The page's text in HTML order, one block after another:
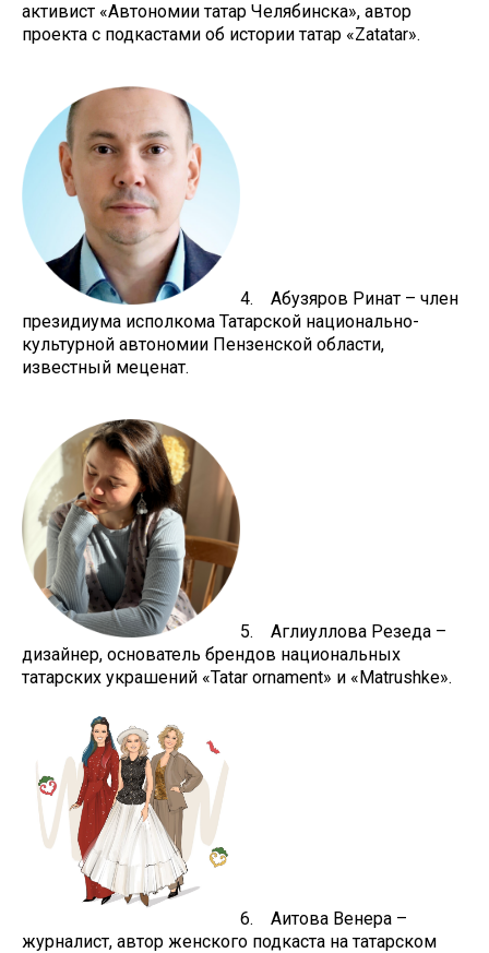
активист «Автономии татар Челябинска», автор
проекта с подкастами об истории татар «Zatatar».
4. Абузяров Ринат – член
президиума исполкома Татарской национально-
культурной автономии Пензенской области,
известный меценат.
5. Аглиуллова Резеда –
дизайнер, основатель брендов национальных
татарских украшений «Tatar ornament» и «Matrushke».
6. Аитова Венера –
журналист, автор женского подкаста на татарском